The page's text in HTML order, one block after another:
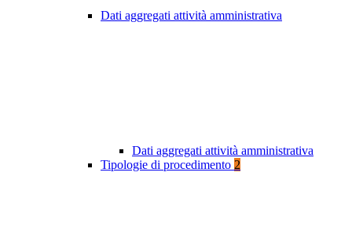
Dati aggregati attività amministrativa
Dati aggregati attività amministrativa
Tipologie di procedimento 2